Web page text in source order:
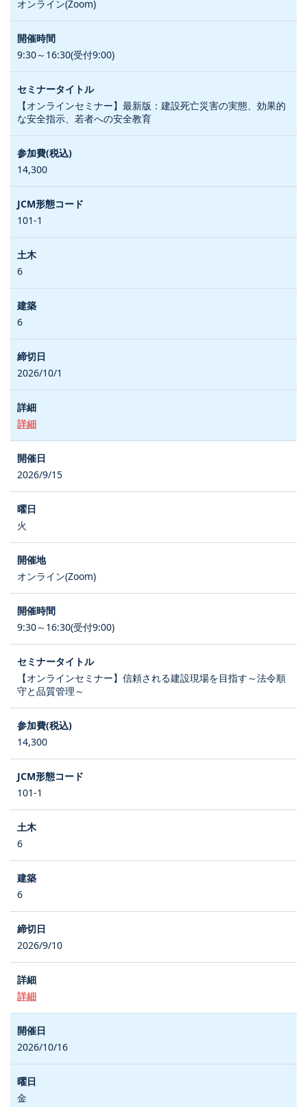
オンライン(Zoom)
9:30～16:30(受付9:00)
【オンラインセミナー】最新版：建設死亡災害の実態、効果的
な安全指示、若者への安全教育
14,300
101-1
6
6
2026/10/1
詳細
2026/9/15
火
オンライン(Zoom)
9:30～16:30(受付9:00)
【オンラインセミナー】信頼される建設現場を目指す～法令順
守と品質管理～
14,300
101-1
6
6
2026/9/10
詳細
2026/10/16
金